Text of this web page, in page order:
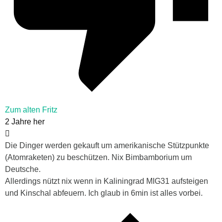
Zum alten Fritz
2 Jahre her
Die Dinger werden gekauft um amerikanische Stützpunkte
(Atomraketen) zu beschützen. Nix Bimbamborium um
Deutsche.
Allerdings nützt nix wenn in Kaliningrad MIG31 aufsteigen
und Kinschal abfeuern. Ich glaub in 6min ist alles vorbei.